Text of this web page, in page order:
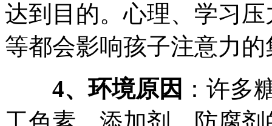
达到目的。心理、学习
等都会影响孩子注意力的
4、环境原因 ：许多